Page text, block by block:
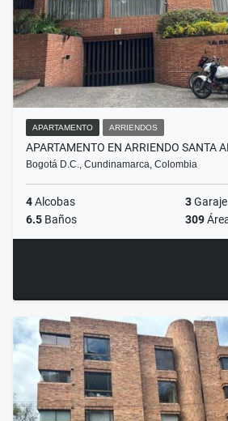
APARTAMENTO ARRIENDOS
APARTAMENTO EN ARRIENDO SANTA
Bogotá D.C., Cundinamarca, Colombia
4Alcobas 3Garaje
6.5 Baños 309